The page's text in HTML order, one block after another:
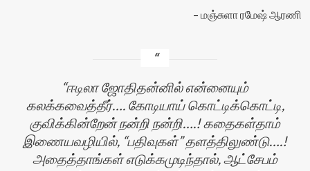
மஞ்சுளா ரமேஷ் ஆரணி
ஈடிலா ஜோதிதன்னில் என்னையும்
கலக்கவைத்தீர்…. கோடியாய் கொட்டிக்கொட்டி,
குவிக்கின்றேன் நன்றி நன்றி….! கதைகள்தாம்
இணையவழியில், “பதிவுகள்” தளத்திலுண்டு….!
அதைத்தாங்கள் எடுக்கமுடிந்தால், ஆட்சேபம்